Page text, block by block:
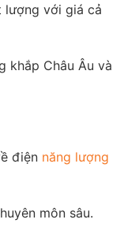
lượng với giá cả
khắp Châu Âu và
điện năng lượng
môn sâu.